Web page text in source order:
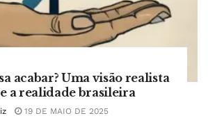
acabar? Uma visão realista
e a realidade brasileira
19 DE MAIO DE 2025